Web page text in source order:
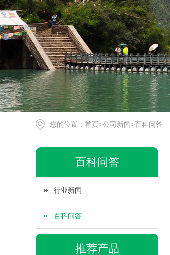
您的位置： 首页>公司新闻>百科问答
百科问答
行业新闻
百科问答
推荐产品